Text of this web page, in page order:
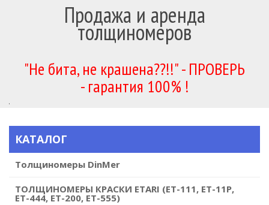
Продажа и аренда
толщиномеров
"Не бита, не крашена??!!" - ПРОВЕРЬ
- гарантия 100% !
.
КАТАЛОГ
Толщиномеры DinMer
ТОЛЩИНОМЕРЫ КРАСКИ ETARI (ET-111, ET-11P,
ET-444, ET-200, ЕТ-555)